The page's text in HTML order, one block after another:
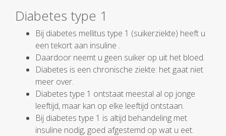
Diabetes type 1
Bij diabetes mellitus type 1 (suikerziekte) heeft u
een tekort aan insuline .
Daardoor neemt u geen suiker op uit het bloed.
Diabetes is een chronische ziekte: het gaat niet
meer over.
Diabetes type 1 ontstaat meestal al op jonge
leeftijd, maar kan op elke leeftijd ontstaan.
Bij diabetes type 1 is altijd behandeling met
insuline nodig, goed afgestemd op wat u eet.